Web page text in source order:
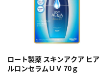
ロート製薬 スキンアクア ヒア
ルロンセラムＵＶ 70ｇ